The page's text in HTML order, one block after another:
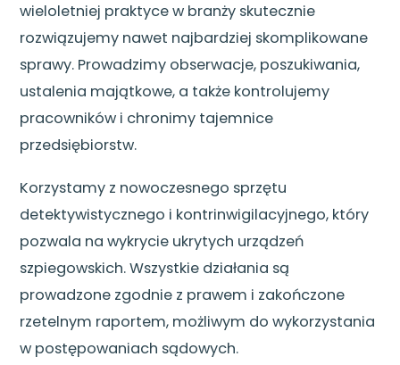
wieloletniej praktyce w branży skutecznie
rozwiązujemy nawet najbardziej skomplikowane
sprawy. Prowadzimy obserwacje, poszukiwania,
ustalenia majątkowe, a także kontrolujemy
pracowników i chronimy tajemnice
przedsiębiorstw.
Korzystamy z nowoczesnego sprzętu
detektywistycznego i kontrinwigilacyjnego, który
pozwala na wykrycie ukrytych urządzeń
szpiegowskich. Wszystkie działania są
prowadzone zgodnie z prawem i zakończone
rzetelnym raportem, możliwym do wykorzystania
w postępowaniach sądowych.